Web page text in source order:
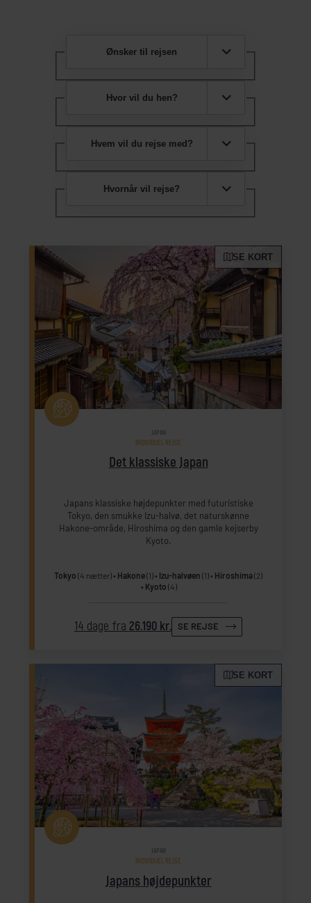
Ønsker til rejsen
Hvor vil du hen?
Hvem vil du rejse med?
Hvornår vil rejse?
SE KORT
Det klassiske Japan
JAPAN
INDIVIDUEL REJSE
Japans klassiske højdepunkter med futuristiske
Tokyo, den smukke Izu-halvø, det naturskønne
Hakone-område, Hiroshima og den gamle kejserby
Kyoto.
Tokyo (4 nætter) Hakone(1) Izu-halvøen (1) Hiroshima(2)
Kyoto (4)
14 dage fra 26.190 kr. SE REJSE
SE KORT
Japans højdepunkter
JAPAN
INDIVIDUEL REJSE